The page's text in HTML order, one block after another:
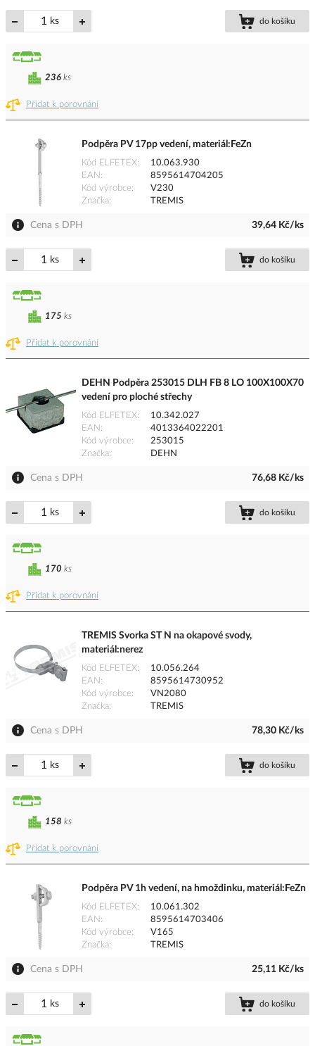
ks do košíku
Přidat k porovnání
236 ks
Podpěra PV 17pp vedení, materiál:FeZn
Kód ELFETEX
10.063.930
EAN
8595614704205
Kód výrobce
V230
Značka
TREMIS
Cena s DPH 39,64 Kč/ks
ks do košíku
Přidat k porovnání
175 ks
DEHN Podpěra 253015 DLH FB 8 LO 100X100X70
vedení pro ploché střechy
Kód ELFETEX
10.342.027
EAN
4013364022201
Kód výrobce
253015
Značka
DEHN
Cena s DPH 76,68 Kč/ks
ks do košíku
Přidat k porovnání
170 ks
TREMIS Svorka ST N na okapové svody,
materiál:nerez
Kód ELFETEX
10.056.264
EAN
8595614730952
Kód výrobce
VN2080
Značka
TREMIS
Cena s DPH 78,30 Kč/ks
ks do košíku
Přidat k porovnání
158 ks
Podpěra PV 1h vedení, na hmoždinku, materiál:FeZn
Kód ELFETEX
10.061.302
EAN
8595614703406
Kód výrobce
V165
Značka
TREMIS
Cena s DPH 25,11 Kč/ks
ks do košíku